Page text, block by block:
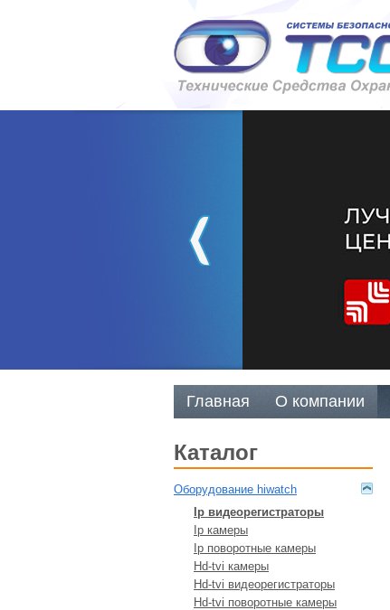
Главная О компании
каталог
оборудование hiwatch
ip видеорегистраторы
ip камеры
ip поворотные камеры
hd-tvi камеры
hd-tvi видеорегистраторы
hd-tvi поворотные камеры